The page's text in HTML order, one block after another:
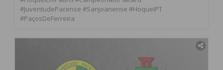
#JuventudePacense #Sanjoanense #HoqueiPT
#PaçosDeFerreira